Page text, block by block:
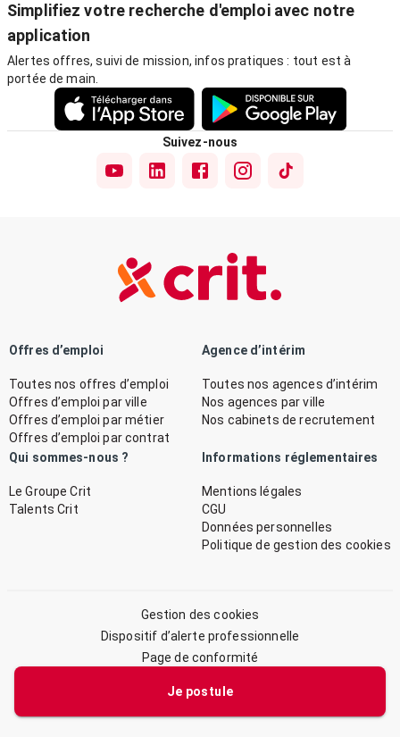
Je postule
Simplifiez votre recherche d'emploi avec notre
application
Alertes offres, suivi de mission, infos pratiques : tout est à
portée de main.
Suivez-nous
Offres d’emploi
Toutes nos offres d’emploi
Offres d’emploi par ville
Offres d’emploi par métier
Offres d’emploi par contrat
Agence d’intérim
Toutes nos agences d’intérim
Nos agences par ville
Nos cabinets de recrutement
Qui sommes-nous ?
Le Groupe Crit
Talents Crit
Informations réglementaires
Mentions légales
CGU
Données personnelles
Politique de gestion des cookies
Gestion des cookies
Dispositif d’alerte professionnelle
Page de conformité
© 2026 CRIT